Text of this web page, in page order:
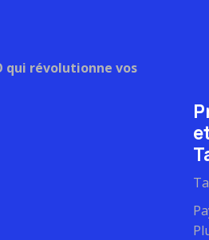
qui révolutionne vos